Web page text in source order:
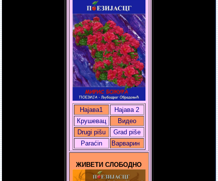
Најава1
Најава 2
Крушевац
Видео
Drugi pišu
Grad piše
Paraćin
Варварин
ЖИВЕТИ СЛОБОДНО